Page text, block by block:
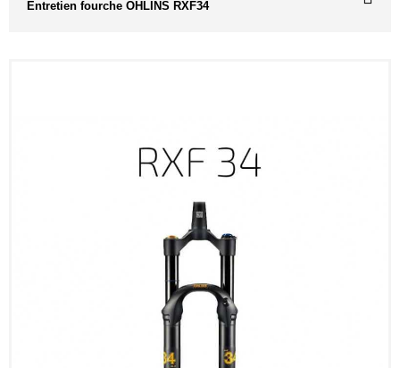
Entretien fourche ÖHLINS RXF34